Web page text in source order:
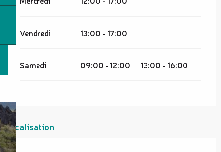
Vendredi 13:00 - 17:00
Samedi 09:00 - 12:00 13:00 - 16:00
Localisation